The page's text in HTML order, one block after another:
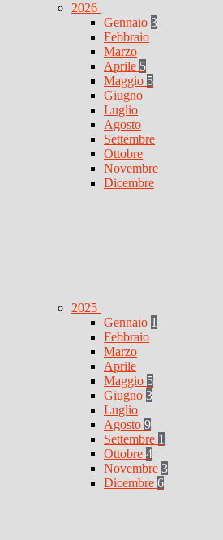
2026
Gennaio 3
Febbraio
Marzo
Aprile 5
Maggio 5
Giugno
Luglio
Agosto
Settembre
Ottobre
Novembre
Dicembre
2025
Gennaio 1
Febbraio
Marzo
Aprile
Maggio 5
Giugno 3
Luglio
Agosto 9
Settembre 1
Ottobre 4
Novembre 3
Dicembre 6